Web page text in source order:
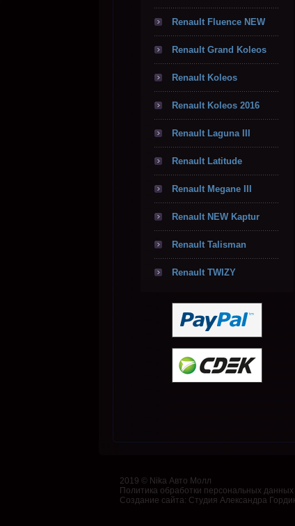
Renault Fluence NEW
Renault Grand Koleos
Renault Koleos
Renault Koleos 2016
Renault Laguna III
Renault Latitude
Renault Megane III
Renault NEW Kaptur
Renault Talisman
Renault TWIZY
2019 © Nika Авто Молл
Политика обработки персональных данных
Создание сайта: Студия Александра